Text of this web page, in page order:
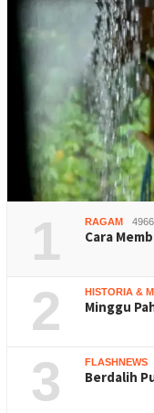
1 RAGAM
Cara
2 HISTORIA &
Minggu
3 FLASHNEWS
Berdalih